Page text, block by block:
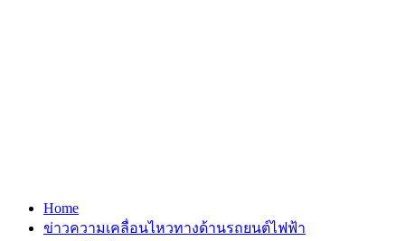
Home
ข่าวความเคลื่อนไหวทางด้านรถยนต์ไฟฟ้า